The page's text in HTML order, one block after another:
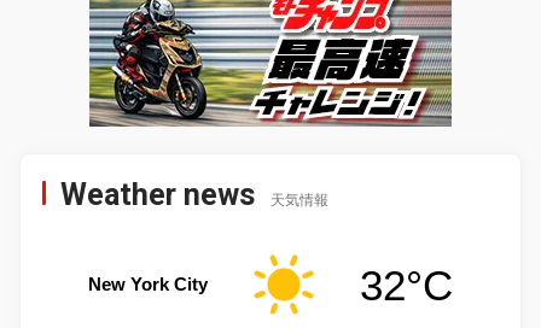
Weather news 天気情報
New York City 32°C